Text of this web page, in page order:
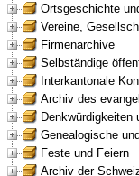
Ortsgeschichte
Vereine,
Firmenarchive
Selbständige
Interkantonale
Archiv des
Denkwürdigkeiten
Genealogische
Feste und Feiern
Archiv der